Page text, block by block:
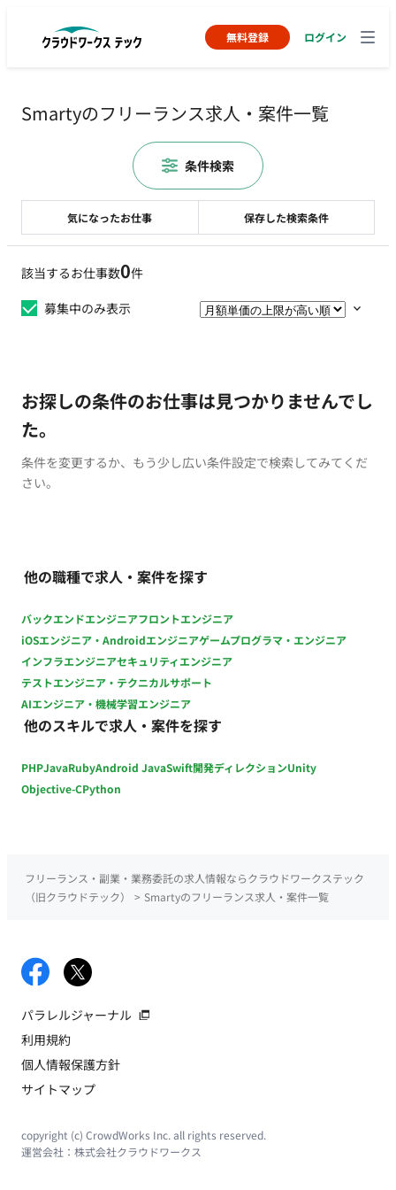
無料登録 ログイン
Smartyのフリーランス求人・案件一覧
該当するお仕事数0件
募集中のみ表示
お探しの条件のお仕事は見つかりませんでし
た。
条件を変更するか、もう少し広い条件設定で検索してみてくだ
さい。
他の職種で求人・案件を探す
バックエンドエンジニアフロントエンジニア
iOSエンジニア・Androidエンジニアゲームプログラマ・エンジニア
インフラエンジニアセキュリティエンジニア
テストエンジニア・テクニカルサポート
AIエンジニア・機械学習エンジニア
他のスキルで求人・案件を探す
PHPJavaRubyAndroid JavaSwift開発ディレクションUnity
Objective-CPython
気になったお仕事 保存した検索条件
条件検索
フリーランス・副業・業務委託の求人情報ならクラウドワークステック
（旧クラウドテック）
> Smartyのフリーランス求人・案件一覧
パラレルジャーナル
利用規約
個人情報保護方針
サイトマップ
copyright (c) CrowdWorks Inc. all rights reserved.
運営会社： 株式会社クラウドワークス